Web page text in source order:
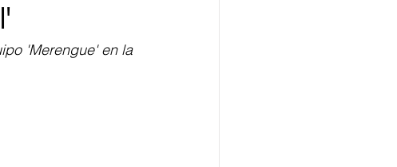
Documentos Día 10/10 2017
'Merengue' en la